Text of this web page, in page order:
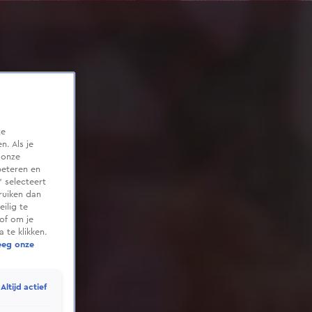
Als je
en
selecteert
dan
te
om je
te klikken.
onze
Altijd actief